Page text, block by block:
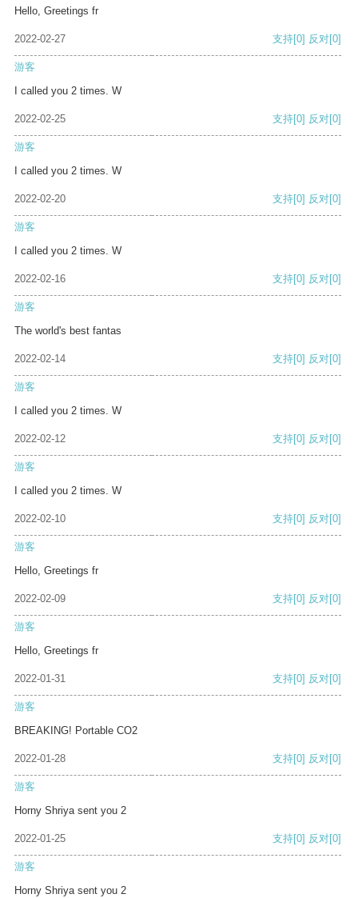
Hello, Greetings fr
2022-02-27 支持[0] 反对[0]
游客
I called you 2 times. W
2022-02-25 支持[0] 反对[0]
游客
I called you 2 times. W
2022-02-20 支持[0] 反对[0]
游客
I called you 2 times. W
2022-02-16 支持[0] 反对[0]
游客
The world's best fantas
2022-02-14 支持[0] 反对[0]
游客
I called you 2 times. W
2022-02-12 支持[0] 反对[0]
游客
I called you 2 times. W
2022-02-10 支持[0] 反对[0]
游客
Hello, Greetings fr
2022-02-09 支持[0] 反对[0]
游客
Hello, Greetings fr
2022-01-31 支持[0] 反对[0]
游客
BREAKING! Portable CO2
2022-01-28 支持[0] 反对[0]
游客
Horny Shriya sent you 2
2022-01-25 支持[0] 反对[0]
游客
Horny Shriya sent you 2